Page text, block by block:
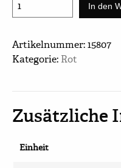
Freizeit
In den
Artikelnummer:15807
Kategorie: Rot
Zusätzliche
Einheit